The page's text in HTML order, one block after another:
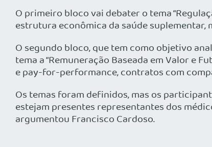
O primeiro bloco vai debater o tema
estrutura econômica da saúde
O segundo bloco, que tem como objetivo
tema a “Remuneração Baseada em Valor e
e pay-for-performance, contratos com
Os temas foram definidos, mas os
estejam presentes representantes dos
argumentou Francisco Cardoso.